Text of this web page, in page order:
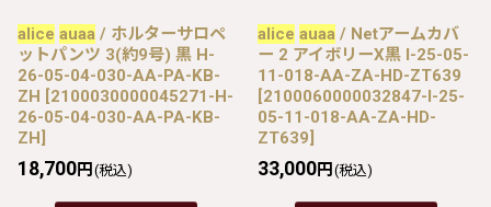
alice auaa / ホルターサロペ
ットパンツ 3(約9号) 黒 H-
26-05-04-030-AA-PA-KB-
ZH [2100030000045271-H-
26-05-04-030-AA-PA-KB-
ZH]
18,700円 (税込)
alice auaa / Netアームカバ
ー 2 アイボリーX黒 I-25-05-
11-018-AA-ZA-HD-ZT639
[2100060000032847-I-25-
05-11-018-AA-ZA-HD-
ZT639]
33,000円 (税込)